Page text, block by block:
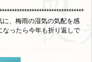
、梅雨の湿気の気配を感
ったら今年も折り返しで